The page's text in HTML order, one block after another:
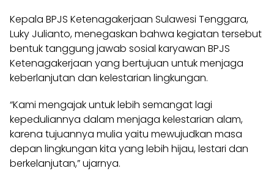
Kepala BPJS Ketenagakerjaan Sulawesi Tenggara,
Luky Julianto, menegaskan bahwa kegiatan tersebut
bentuk tanggung jawab sosial karyawan BPJS
Ketenagakerjaan yang bertujuan untuk menjaga
keberlanjutan dan kelestarian lingkungan.
“Kami mengajak untuk lebih semangat lagi
kepeduliannya dalam menjaga kelestarian alam,
karena tujuannya mulia yaitu mewujudkan masa
depan lingkungan kita yang lebih hijau, lestari dan
berkelanjutan,” ujarnya.